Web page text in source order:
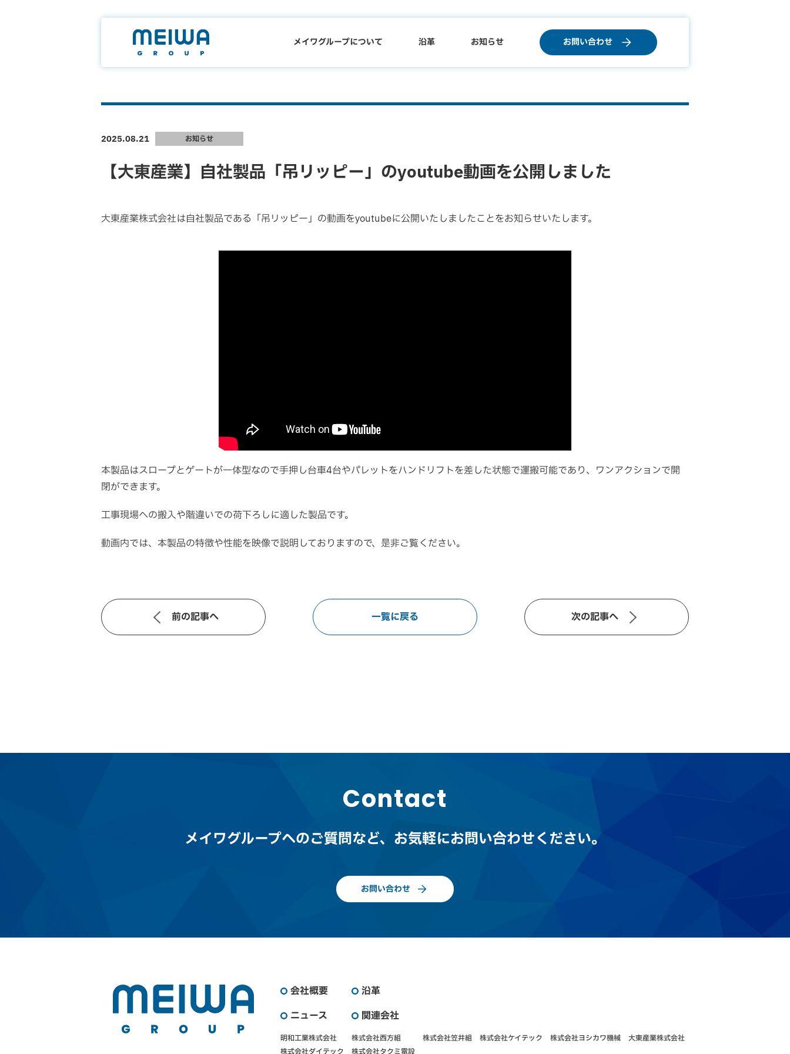
メイワグループについて 沿革 お知らせ お問い合わせ
2025.08.21 お知らせ
【大東産業】自社製品「吊リッピー」のyoutube動画を公開しました
大東産業株式会社は自社製品である「吊リッピー」の動画をyoutubeに公開いたしましたことをお知らせいたします。
本製品はスロープとゲートが一体型なので手押し台車4台やパレットをハンドリフトを差した状態で運搬可能であり、ワンアクションで開
閉ができます。
工事現場への搬入や階違いでの荷下ろしに適した製品です。
動画内では、本製品の特徴や性能を映像で説明しておりますので、是非ご覧ください。
前の記事へ 一覧に戻る 次の記事へ
Contact
メイワグループへのご質問など、 お気軽にお問い合わせください。
お問い合わせ
会社概要
沿革
ニュース
関連会社
明和工業株式会社 株式会社西方組 株式会社笠井組 株式会社ケイテック 株式会社ヨシカワ機械
大東産業株式会社
株式会社ダイテック
株式会社タクミ電設